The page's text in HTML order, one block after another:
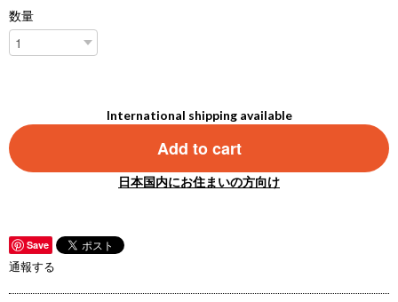
数量
International shipping available
Add to cart
日本国内にお住まいの方向け
Save
通報する